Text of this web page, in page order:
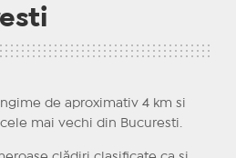
de aproximativ 4 km si
mai vechi din Bucuresti.